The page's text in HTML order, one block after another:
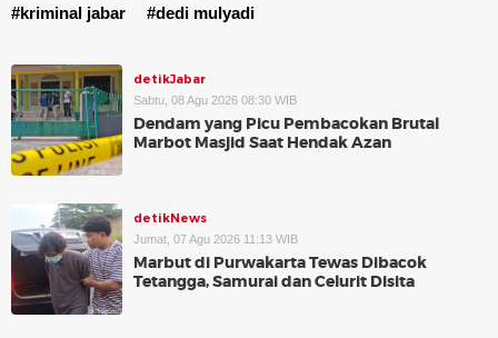
#kriminal jabar
#dedi mulyadi
detikJabar
Sabtu, 08 Agu 2026 08:30 WIB
Dendam yang Picu Pembacokan Brutal
Marbot Masjid Saat Hendak Azan
detikNews
Jumat, 07 Agu 2026 11:13 WIB
Marbut di Purwakarta Tewas Dibacok
Tetangga, Samurai dan Celurit Disita